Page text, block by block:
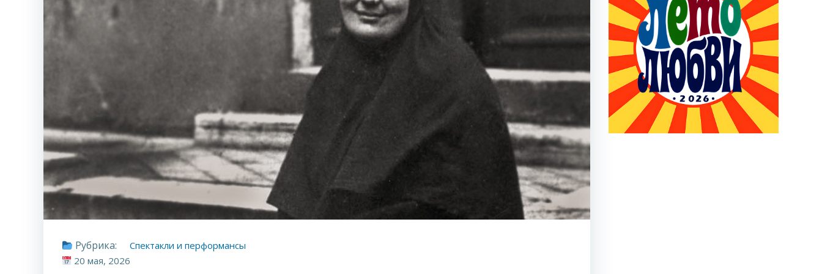
Рубрика:
Спектакли и перформансы
20 мая, 2026